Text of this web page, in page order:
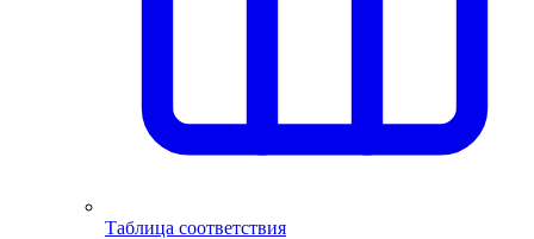
Таблица соответствия